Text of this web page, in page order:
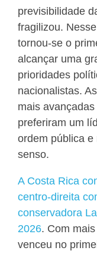
previsibilidade
fragilizou.
tornou-se o
alcançar uma
prioridades
nacionalistas.
mais
preferiram um
ordem pública
senso.
A Costa Rica
centro-direita
conservadora
2026. Com
venceu no